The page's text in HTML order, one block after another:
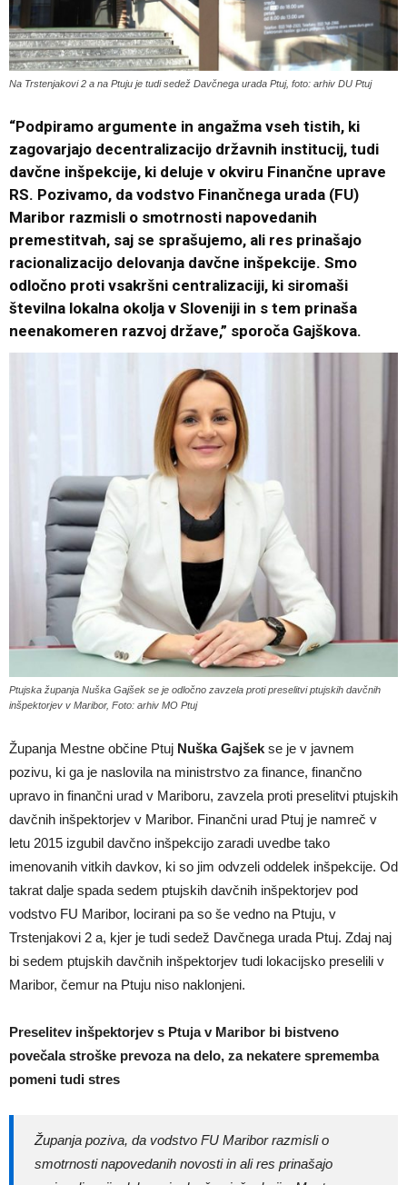
Na Trstenjakovi 2 a na Ptuju je tudi sedež Davčnega urada Ptuj, foto: arhiv DU Ptuj
“Podpiramo argumente in angažma vseh tistih, ki
zagovarjajo decentralizacijo državnih institucij, tudi
davčne inšpekcije, ki deluje v okviru Finančne uprave
RS. Pozivamo, da vodstvo Finančnega urada (FU)
Maribor razmisli o smotrnosti napovedanih
premestitvah, saj se sprašujemo, ali res prinašajo
racionalizacijo delovanja davčne inšpekcije. Smo
odločno proti vsakršni centralizaciji, ki siromaši
številna lokalna okolja v Sloveniji in s tem prinaša
neenakomeren razvoj države,” sporoča Gajškova.
Ptujska županja Nuška Gajšek se je odločno zavzela proti preselitvi ptujskih davčnih
inšpektorjev v Maribor, Foto: arhiv MO Ptuj
Županja Mestne občine Ptuj Nuška Gajšek se je v javnem
pozivu, ki ga je naslovila na ministrstvo za finance, finančno
upravo in finančni urad v Mariboru, zavzela proti preselitvi ptujskih
davčnih inšpektorjev v Maribor. Finančni urad Ptuj je namreč v
letu 2015 izgubil davčno inšpekcijo zaradi uvedbe tako
imenovanih vitkih davkov, ki so jim odvzeli oddelek inšpekcije. Od
takrat dalje spada sedem ptujskih davčnih inšpektorjev pod
vodstvo FU Maribor, locirani pa so še vedno na Ptuju, v
Trstenjakovi 2 a, kjer je tudi sedež Davčnega urada Ptuj. Zdaj naj
bi sedem ptujskih davčnih inšpektorjev tudi lokacijsko preselili v
Maribor, čemur na Ptuju niso naklonjeni.
Preselitev inšpektorjev s Ptuja v Maribor bi bistveno
povečala stroške prevoza na delo, za nekatere sprememba
pomeni tudi stres
Županja poziva, da vodstvo FU Maribor razmisli o
smotrnosti napovedanih novosti in ali res prinašajo